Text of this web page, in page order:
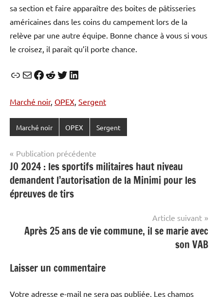
sa section et faire apparaître des boites de pâtisseries
américaines dans les coins du campement lors de la
relève par une autre équipe. Bonne chance à vous si vous
le croisez, il parait qu’il porte chance.
LienE-mailFacebook
Reddit
Twitter
LinkedIn
Marché noir, OPEX, Sergent
Marché noir OPEX Sergent
Navigation
de
l’article
Publication précédente
JO 2024 : les sportifs militaires haut niveau
demandent l’autorisation de la Minimi pour les
épreuves de tirs
Article suivant
Après 25 ans de vie commune, il se marie avec
son VAB
Laisser un commentaire
Votre adresse e-mail ne sera pas publiée. Les champs